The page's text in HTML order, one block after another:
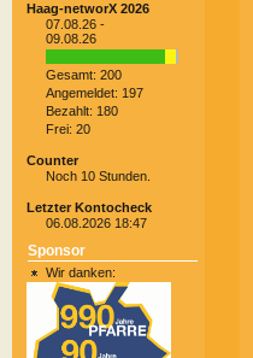
Haag-networX 2026
07.08.26 -
09.08.26
Gesamt: 200
Angemeldet: 197
Bezahlt: 180
Frei: 20
Counter
Noch 10 Stunden.
Letzter Kontocheck
06.08.2026 18:47
Sponsor
Wir danken: